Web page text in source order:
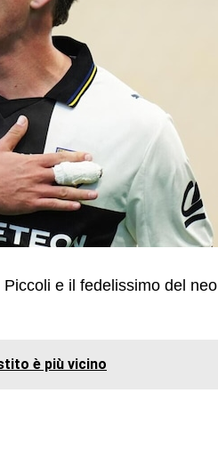
e il fedelissimo del neo
è più vicino